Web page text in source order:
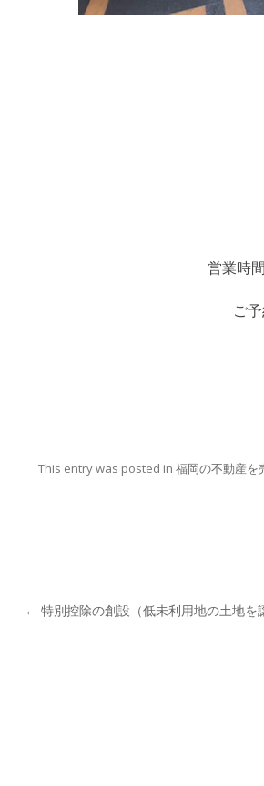
営業時
ご
This entry was posted in 福岡の不動産を
Post navigation
← 特別控除の創設（低未利用地の土地を